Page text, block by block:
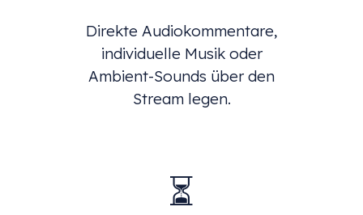
Direkte Audiokommentare,
individuelle Musik oder
Ambient-Sounds über den
Stream legen.
⏳